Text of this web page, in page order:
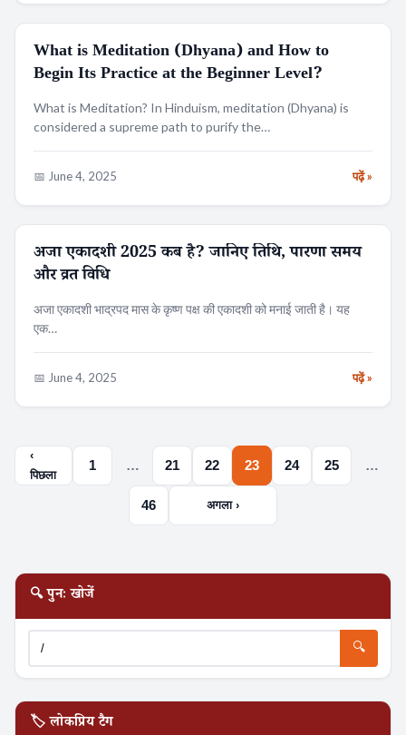
Search
SPIRITUALITY
What is Meditation (Dhyana) and How to
Begin Its Practice at the Beginner Level?
What is Meditation? In Hinduism, meditation (Dhyana) is
considered a supreme path to purify the…
📅 June 4, 2025 पढ़ें »
एकादशी
अजा एकादशी 2025 कब है? जानिए तिथि, पारणा समय
और व्रत विधि
अजा एकादशी भाद्रपद मास के कृष्ण पक्ष की एकादशी को मनाई जाती है। यह
एक…
📅 June 4, 2025 पढ़ें »
‹
पिछला
1 … 21 22 23 24 25 …
46 अगला ›
🔍 पुनः खोजें
🔍
🏷️ लोकप्रिय टैग